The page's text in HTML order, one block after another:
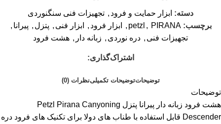
دسته: ابزار حمایت و فرود , تجهیزات فنی سنگنوردی
برچسب:
petzl , PIRANA
, ابزار فرود , ابزار فنی , پتزل , پیرانا ,
تجهیزات فنی , دره نوردی , زبانه دار , هشت فرود
اشتراک‌گذاری:
توضیحاتتوضیحات تکمیلینظرات (0)
توضیحات
هشت فرود زبانه دار پیرانا پتزل Petzl Pirana Canyoning
Descender قابل استفاده با طناب های دولا برای تکنیک های فرود دره